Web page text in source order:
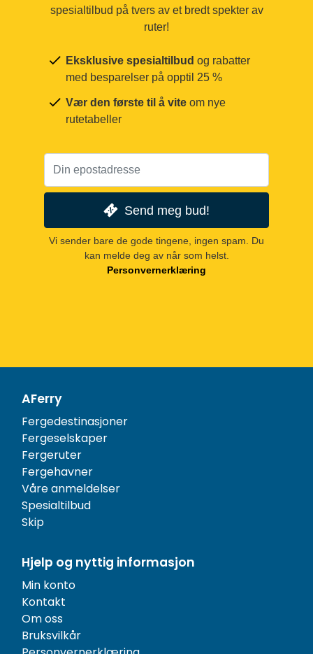
spesialtilbud på tvers av et bredt spekter av
ruter!
Eksklusive spesialtilbud og rabatter
med besparelser på opptil 25 %
Vær den første til å vite om nye
rutetabeller
Send meg bud!
Vi sender bare de gode tingene, ingen spam. Du
kan melde deg av når som helst.
Personvernerklæring
AFerry
Fergedestinasjoner
Fergeselskaper
Fergeruter
Fergehavner
Våre anmeldelser
Spesialtilbud
Skip
Hjelp og nyttig informasjon
Min konto
Kontakt
Om oss
Bruksvilkår